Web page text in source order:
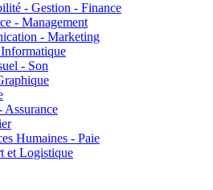
- Gestion - Finance
- Management
- Marketing
- Son
Assurance
Humaines - Paie
et Logistique